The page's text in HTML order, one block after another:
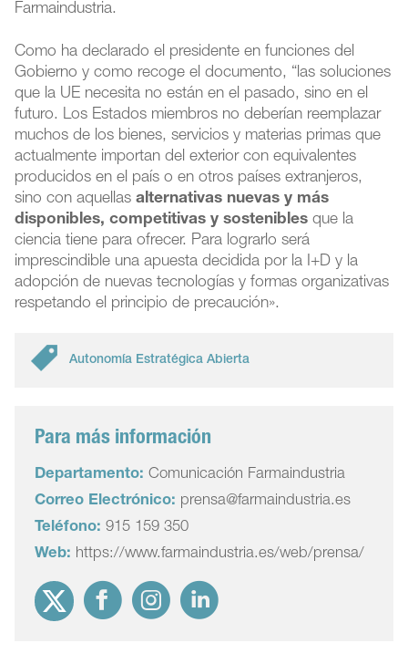
Farmaindustria.
Como ha declarado el presidente en funciones del
Gobierno y como recoge el documento, “las soluciones
que la UE necesita no están en el pasado, sino en el
futuro. Los Estados miembros no deberían reemplazar
muchos de los bienes, servicios y materias primas que
actualmente importan del exterior con equivalentes
producidos en el país o en otros países extranjeros,
sino con aquellasalternativas nuevas y más
disponibles, competitivas y sostenibles que la
ciencia tiene para ofrecer. Para lograrlo será
imprescindible una apuesta decidida por la I+D y la
adopción de nuevas tecnologías y formas organizativas
respetando el principio de precaución».
Autonomía Estratégica Abierta
Para más información
Departamento: Comunicación Farmaindustria
Correo Electrónico: prensa@farmaindustria.es
Teléfono: 915 159 350
Web: https://www.farmaindustria.es/web/prensa/